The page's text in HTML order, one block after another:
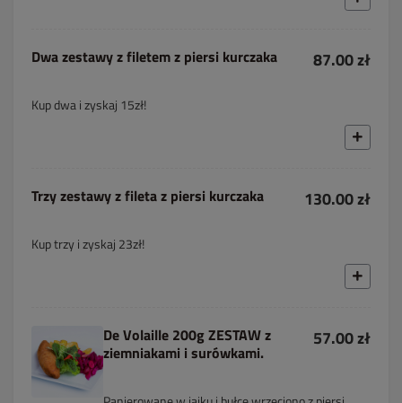
Dwa zestawy z filetem z piersi kurczaka 87.00 zł
Kup dwa i zyskaj 15zł!
Trzy zestawy z fileta z piersi kurczaka 130.00 zł
Kup trzy i zyskaj 23zł!
De Volaille 200g ZESTAW z
ziemniakami i surówkami.
57.00 zł